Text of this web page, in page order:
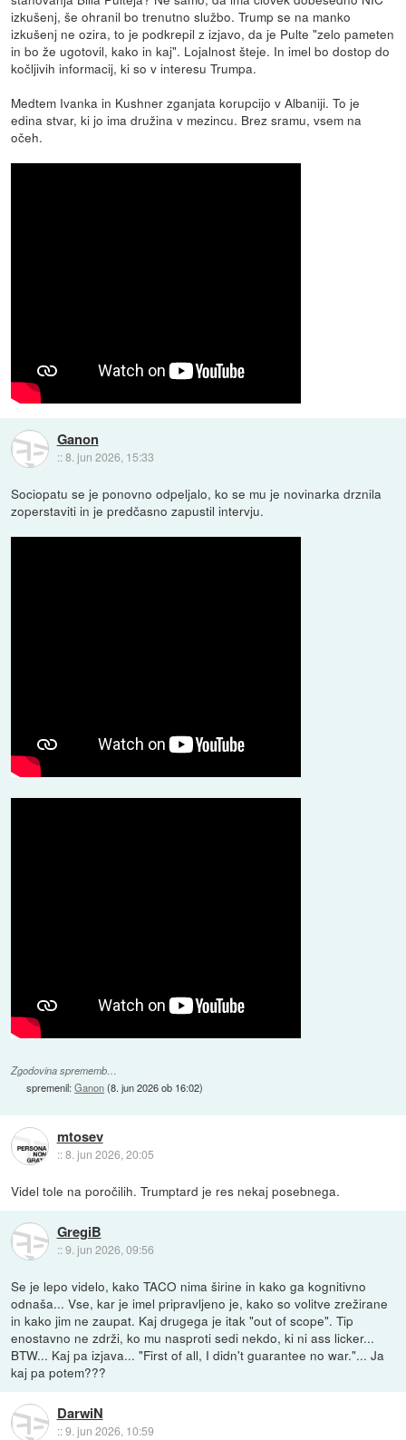
izkušenj, še ohranil bo trenutno službo. Trump se na manko
izkušenj ne ozira, to je podkrepil z izjavo, da je Pulte "zelo pameten
in bo že ugotovil, kako in kaj". Lojalnost šteje. In imel bo dostop do
kočljivih informacij, ki so v interesu Trumpa.
Medtem Ivanka in Kushner zganjata korupcijo v Albaniji. To je
edina stvar, ki jo ima družina v mezincu. Brez sramu, vsem na
očeh.
Ganon
::8. jun 2026, 15:33
Sociopatu se je ponovno odpeljalo, ko se mu je novinarka drznila
zoperstaviti in je predčasno zapustil intervju.
Zgodovina sprememb…
spremenil:Ganon(8. jun 2026 ob 16:02)
mtosev
::8. jun 2026, 20:05
Videl tole na poročilih. Trumptard je res nekaj posebnega.
GregiB
::9. jun 2026, 09:56
Se je lepo videlo, kako TACO nima širine in kako ga kognitivno
odnaša... Vse, kar je imel pripravljeno je, kako so volitve zrežirane
in kako jim ne zaupat. Kaj drugega je itak "out of scope". Tip
enostavno ne zdrži, ko mu nasproti sedi nekdo, ki ni ass licker...
BTW... Kaj pa izjava... "First of all, I didn't guarantee no war."... Ja
kaj pa potem???
DarwiN
::9. jun 2026, 10:59